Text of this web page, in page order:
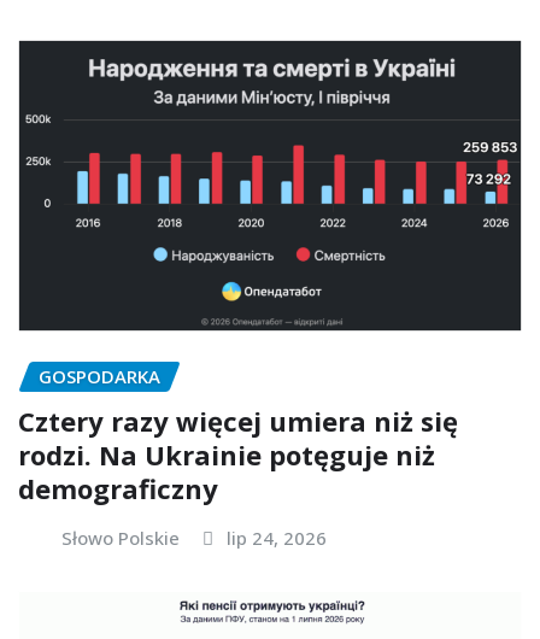
GOSPODARKA
Cztery razy więcej umiera niż się
rodzi. Na Ukrainie potęguje niż
demograficzny
Słowo Polskie lip 24, 2026